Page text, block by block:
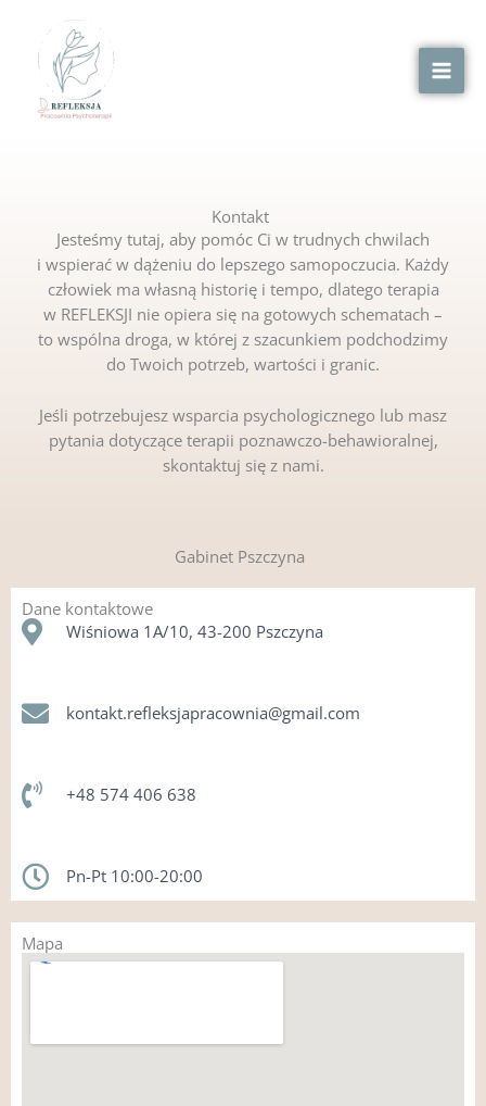
treści
Kontakt
Jesteśmy tutaj, aby pomóc Ci w trudnych chwilach
i wspierać w dążeniu do lepszego samopoczucia. Każdy
człowiek ma własną historię i tempo, dlatego terapia
w REFLEKSJI nie opiera się na gotowych schematach –
to wspólna droga, w której z szacunkiem podchodzimy
do Twoich potrzeb, wartości i granic.
Jeśli potrzebujesz wsparcia psychologicznego lub masz
pytania dotyczące terapii poznawczo-behawioralnej,
skontaktuj się z nami.
Gabinet Pszczyna
Dane kontaktowe​
Wiśniowa 1A/10, 43-200 Pszczyna
kontakt.refleksjapracownia@gmail.com​
+48 574 406 638
Pn-Pt 10:00-20:00
Mapa